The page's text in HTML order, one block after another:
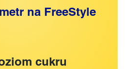
na FreeStyle
cukru